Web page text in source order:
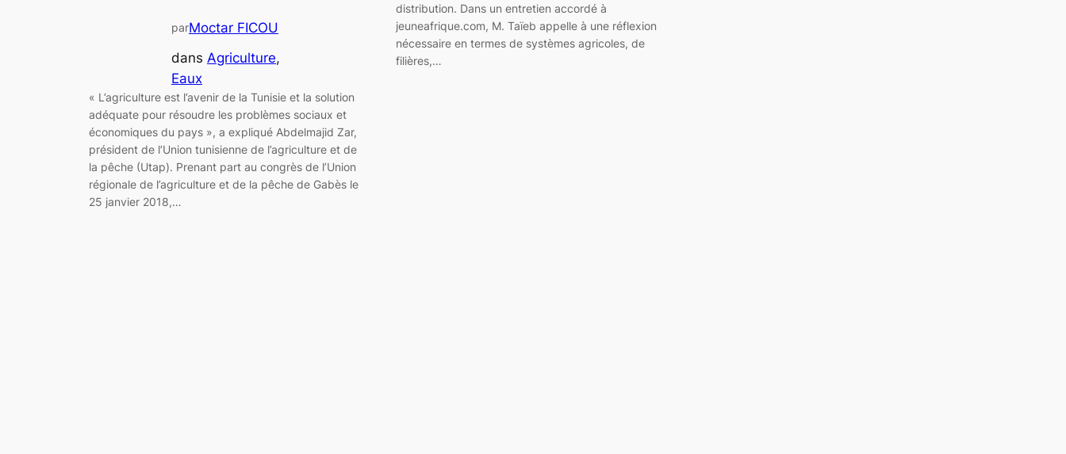
parMoctar FICOU
dans Agriculture
Eaux
« L’agriculture est l’avenir de la Tunisie et la solution
adéquate pour résoudre les problèmes sociaux et
économiques du pays », a expliqué Abdelmajid Zar,
président de l’Union tunisienne de l’agriculture et de
la pêche (Utap). Prenant part au congrès de l’Union
régionale de l’agriculture et de la pêche de Gabès le
25 janvier 2018,…
distribution. Dans un entretien accordé à
jeuneafrique.com, M. Taïeb appelle à une réflexion
nécessaire en termes de systèmes agricoles, de
filières,…